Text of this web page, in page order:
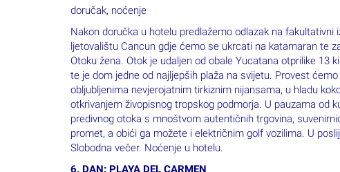
Otoku žena. Otok je udaljen od obale Yucatana otprilike 13
te je dom jedne od najljepših plaža na svijetu. Provest
obljubljenima nevjerojatnim tirkiznim nijansama, u hladu
otkrivanjem živopisnog tropskog podmorja. U pauzama od
predivnog otoka s mnoštvom autentičnih trgovina,
promet, a obići ga možete i električnim golf vozilima. U
Slobodna večer. Noćenje u hotelu.
6. DAN: PLAYA DEL CARMEN
doručak, noćenje
Doručak. Slobodno vrijeme za vlastite programe i aktivnosti.